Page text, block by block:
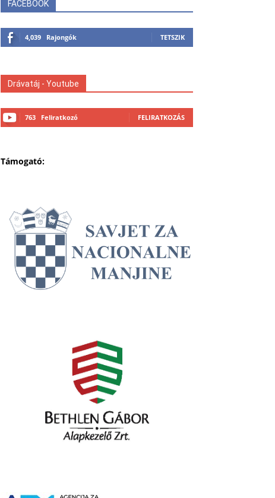
FACEBOOK
4,039 Rajongók TETSZIK
Drávatáj - Youtube
763 Feliratkozó FELIRATKOZÁS
Támogató: